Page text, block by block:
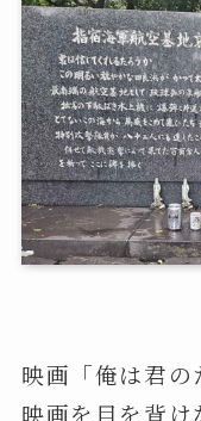
映画「俺は君
映画を目を背